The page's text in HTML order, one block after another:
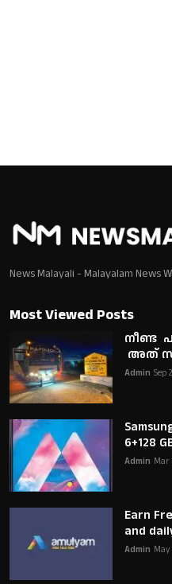
News Malayali - Malayalam News
Most Viewed Posts
നീണ്ട
അത്
Admin Sep
6+128
Admin Mar
Earn
and
Admin May